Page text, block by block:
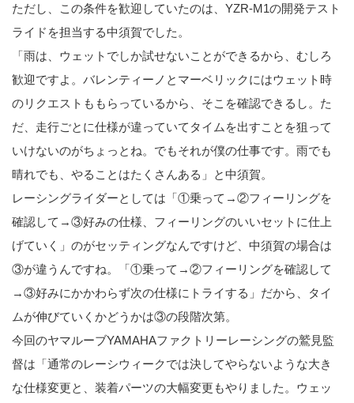
ただし、この条件を歓迎していたのは、YZR-M1の開発テスト
ライドを担当する中須賀でした。
「雨は、ウェットでしか試せないことができるから、むしろ
歓迎ですよ。バレンティーノとマーベリックにはウェット時
のリクエストももらっているから、そこを確認できるし。た
だ、走行ごとに仕様が違っていてタイムを出すことを狙って
いけないのがちょっとね。でもそれが僕の仕事です。雨でも
晴れでも、やることはたくさんある」と中須賀。
レーシングライダーとしては「①乗って→②フィーリングを
確認して→③好みの仕様、フィーリングのいいセットに仕上
げていく」のがセッティングなんですけど、中須賀の場合は
③が違うんですね。「①乗って→②フィーリングを確認して
→③好みにかかわらず次の仕様にトライする」だから、タイ
ムが伸びていくかどうかは③の段階次第。
今回のヤマルーブYAMAHAファクトリーレーシングの鷲見監
督は「通常のレーシウィークでは決してやらないような大き
な仕様変更と、装着パーツの大幅変更もやりました。ウェッ